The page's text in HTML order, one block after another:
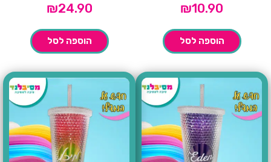
₪10.90
הוספה לסל
₪24.90
הוספה לסל